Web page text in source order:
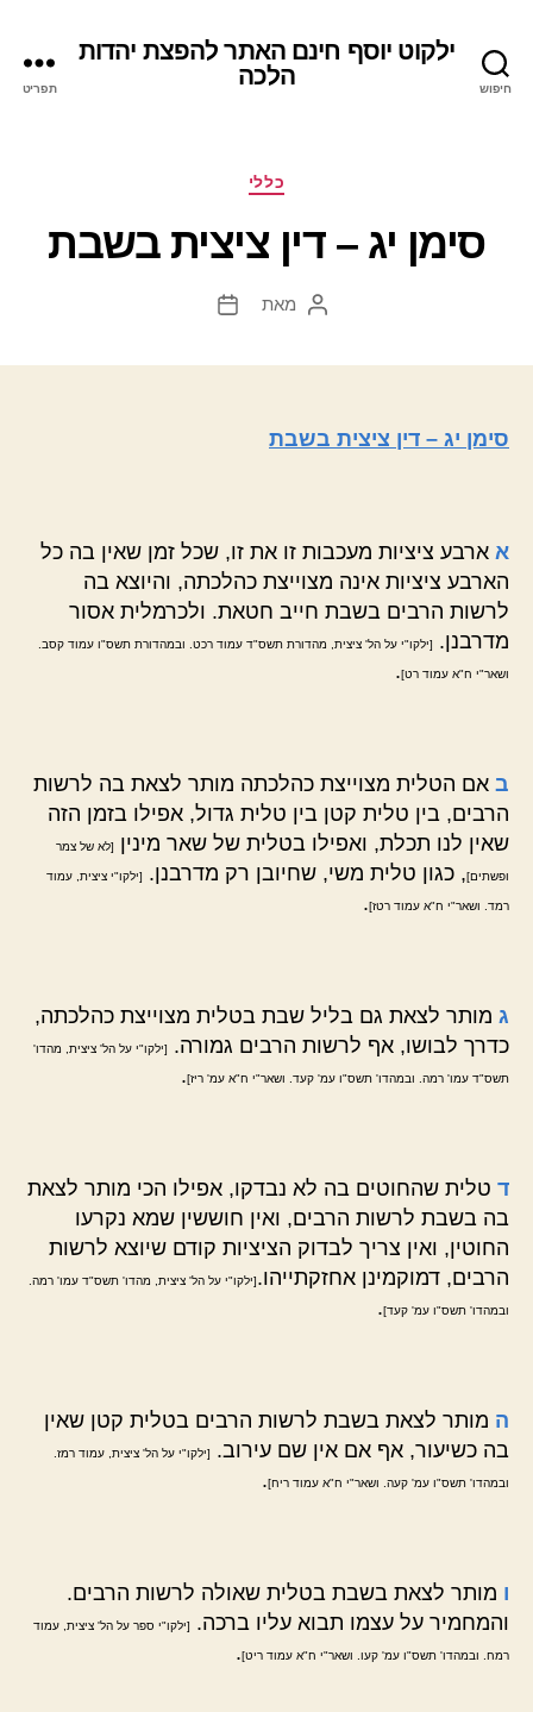
חיפוש
ילקוט יוסף חינם האתר להפצת יהדות
הלכה
תפריט
קטגוריותכללי
סימן יג – דין ציצית בשבת
המחבר
מאת
תאריך
סימן יג – דין ציצית בשבת
א ארבע ציציות מעכבות זו את זו, שכל זמן שאין בה כל
הארבע ציציות אינה מצוייצת כהלכתה, והיוצא בה
לרשות הרבים בשבת חייב חטאת. ולכרמלית אסור
מדרבנן.
[ילקו"י על הל' ציצית, מהדורת תשס"ד עמוד רכט. ובמהדורת תשס"ו עמוד קסב.
ושאר"י ח"א עמוד רט].
ב אם הטלית מצוייצת כהלכתה מותר לצאת בה לרשות
הרבים, בין טלית קטן בין טלית גדול, אפילו בזמן הזה
שאין לנו תכלת, ואפילו בטלית של שאר מינין
[לא של צמר
ופשתים], כגון טלית משי, שחיובן רק מדרבנן. [ילקו"י ציצית, עמוד
רמד. ושאר"י ח"א עמוד רטז].
ג מותר לצאת גם בליל שבת בטלית מצוייצת כהלכתה,
כדרך לבושו, אף לרשות הרבים גמורה.
[ילקו"י על הל' ציצית, מהדו'
תשס"ד עמו' רמה. ובמהדו' תשס"ו עמ' קעד. ושאר"י ח"א עמ' ריז].
ד טלית שהחוטים בה לא נבדקו, אפילו הכי מותר לצאת
בה בשבת לרשות הרבים, ואין חוששין שמא נקרעו
החוטין, ואין צריך לבדוק הציציות קודם שיוצא לרשות
הרבים, דמוקמינן אחזקתייהו.[ילקו"י על הל' ציצית, מהדו' תשס"ד עמו' רמה.
ובמהדו' תשס"ו עמ' קעד].
ה מותר לצאת בשבת לרשות הרבים בטלית קטן שאין
בה כשיעור, אף אם אין שם עירוב.
[ילקו"י על הל' ציצית, עמוד רמז.
ובמהדו' תשס"ו עמ' קעה. ושאר"י ח"א עמוד ריח].
ו מותר לצאת בשבת בטלית שאולה לרשות הרבים.
והמחמיר על עצמו תבוא עליו ברכה.
[ילקו"י ספר על הל' ציצית, עמוד
רמח. ובמהדו' תשס"ו עמ' קעו. ושאר"י ח"א עמוד ריט].